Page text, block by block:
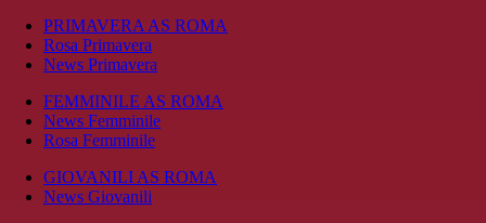
PRIMAVERA AS ROMA
Rosa Primavera
News Primavera
FEMMINILE AS ROMA
News Femminile
Rosa Femminile
GIOVANILI AS ROMA
News Giovanili